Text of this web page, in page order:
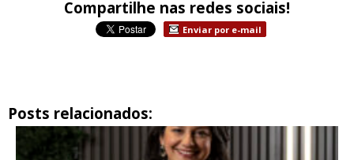
Compartilhe nas redes sociais!
Enviar por e-mail
Posts relacionados: